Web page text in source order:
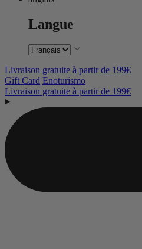
Langue
Livraison gratuite à partir de 199€
Gift Card Enoturismo
Livraison gratuite à partir de 199€